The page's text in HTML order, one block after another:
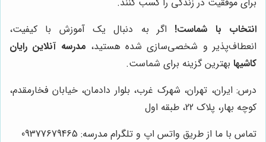
انتخاب با شماست! اگر به دنبال یک آموزش با کیفیت،
انعطاف‌پذیر و شخصی‌سازی شده هستید، مدرسه آنلاین رایان
کاشیها بهترین گزینه برای شماست.
درس: ایران، تهران، شهرک غرب، بلوار دادمان، خیابان فخارمقدم،
کوچه بهار، پلاک 22، طبقه اول
تماس با ما از طریق واتس اپ و تلگرام مدرسه: 09377679465